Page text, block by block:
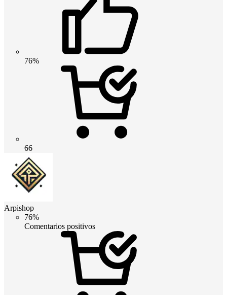
76%
66
Arpishop
76%
Comentarios positivos